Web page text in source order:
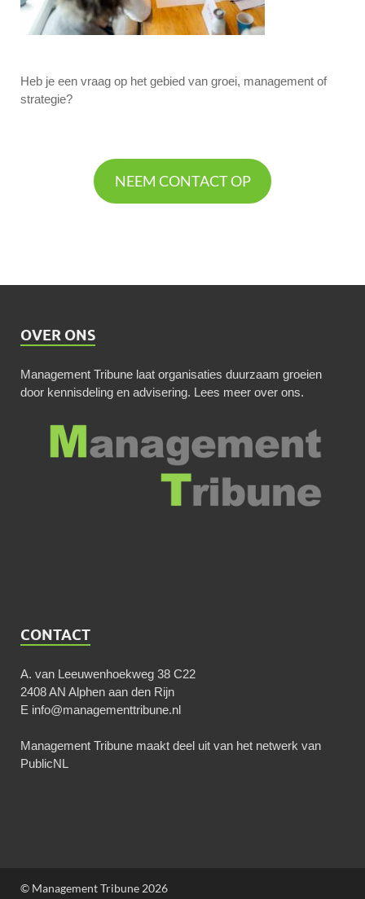
Heb je een vraag op het gebied van groei, management of
strategie?
NEEM CONTACT OP
OVER ONS
Management Tribune laat organisaties duurzaam groeien
door kennisdeling en advisering. Lees meer over ons.
CONTACT
A. van Leeuwenhoekweg 38 C22
2408 AN Alphen aan den Rijn
E info@managementtribune.nl
Management Tribune maakt deel uit van het netwerk van
PublicNL
© Management Tribune 2026